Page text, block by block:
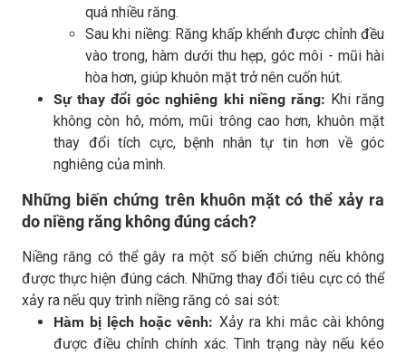
quá nhiều răng.
Sau khi niềng: Răng khấp khểnh được chỉnh đều
vào trong, hàm dưới thu hẹp, góc môi - mũi hài
hòa hơn, giúp khuôn mặt trở nên cuốn hút.
Sự thay đổi góc nghiêng khi niềng răng: Khi răng
không còn hô, móm, mũi trông cao hơn, khuôn mặt
thay đổi tích cực, bệnh nhân tự tin hơn về góc
nghiêng của mình.
Những biến chứng trên khuôn mặt có thể xảy ra
do niềng răng không đúng cách?
Niềng răng có thể gây ra một số biến chứng nếu không
được thực hiện đúng cách. Những thay đổi tiêu cực có thể
xảy ra nếu quy trình niềng răng có sai sót:
Hàm bị lệch hoặc vênh: Xảy ra khi mắc cài không
được điều chỉnh chính xác. Tình trạng này nếu kéo